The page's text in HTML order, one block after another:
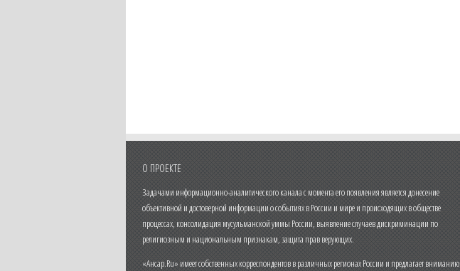
О ПРОЕКТЕ
Задачами информационно-аналитического канала с момента его появления является донесение
объективной и достоверной информации о событиях в России и мире и происходящих в обществе
процессах, консолидация мусульманской уммы России, выявление случаев дискриминации по
религиозным и национальным признакам, защита прав верующих.
«Ансар.Ru» имеет собственных корреспондентов в различных регионах России и предлагает вниманию